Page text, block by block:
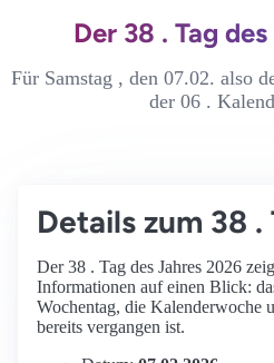
Der 38 . Tag
Für Samstag , den 07.02. also
der 06 .
Details zum 38 .
Der 38 . Tag des Jahres 2026
Informationen auf einen Blick:
Wochentag, die Kalenderwoche
bereits vergangen ist.